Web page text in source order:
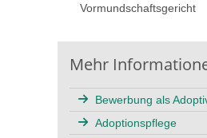
Vormundschaftsgericht
Mehr
Bewerbung als
Adoptionspflege